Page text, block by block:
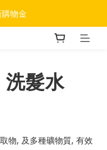
物金
洗髮水
物, 及多種礦物質, 有效